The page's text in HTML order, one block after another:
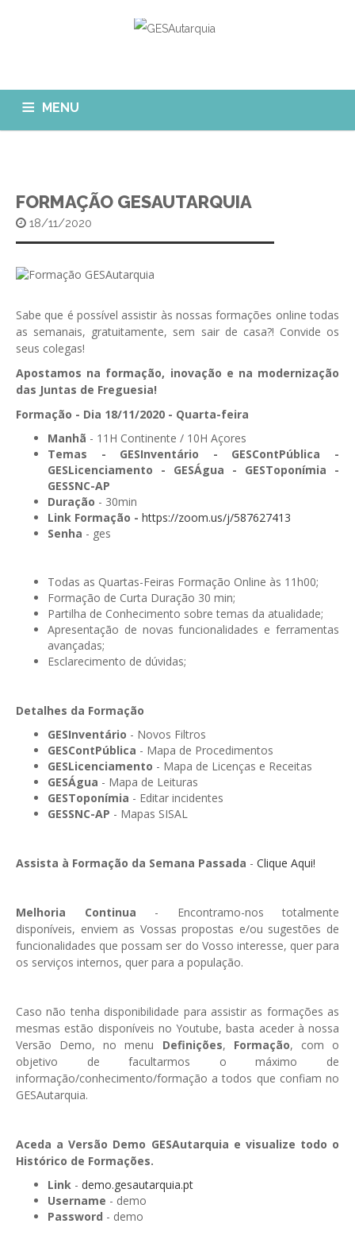
MENU
Quem Somos?
MÓDULOS
GESÁgua
GESCanídeo
GESCemitério
GESComunicação
GESDenúncia
GESDocumental
GESEscola
GESFaturação
GESFeira
GESMarcação
GESSocial
GESSNC-AP
GESSNC-AP Reg. Completo
GESProcesso
GESSIADAP III
GESToponímia
GESViaturasAbandonadas
Portal da Freguesia
FAQ
Custo da Chamada
Isenção de IVA
Submeter SAFT
FORMAÇÃO GESAUTARQUIA
18/11/2020
Sabe que é possível assistir às nossas formações online todas
as semanais, gratuitamente, sem sair de casa?! Convide os
seus colegas!
Apostamos na formação, inovação e na modernização
das Juntas de Freguesia!
Formação - Dia 18/11/2020 - Quarta-feira
Manhã - 11H Continente / 10H Açores
Temas - GESInventário - GESContPública -
GESLicenciamento - GESÁgua - GESToponímia -
GESSNC-AP
Duração - 30min
Link Formação - https://zoom.us/j/587627413
Senha - ges
Todas as Quartas-Feiras Formação Online às 11h00;
Formação de Curta Duração 30 min;
Partilha de Conhecimento sobre temas da atualidade;
Apresentação de novas funcionalidades e ferramentas
avançadas;
Esclarecimento de dúvidas;
Detalhes da Formação
GESInventário - Novos Filtros
GESContPública - Mapa de Procedimentos
GESLicenciamento - Mapa de Licenças e Receitas
GESÁgua - Mapa de Leituras
GESToponímia - Editar incidentes
GESSNC-AP - Mapas SISAL
Assista à Formação da Semana Passada - Clique Aqui!
Melhoria Continua - Encontramo-nos totalmente
disponíveis, enviem as Vossas propostas e/ou sugestões de
funcionalidades que possam ser do Vosso interesse, quer para
os serviços internos, quer para a população.
Caso não tenha disponibilidade para assistir as formações as
mesmas estão disponíveis no Youtube, basta aceder à nossa
Versão Demo, no menu Definições, Formação, com o
objetivo de facultarmos o máximo de
informação/conhecimento/formação a todos que confiam no
GESAutarquia.
Aceda a Versão Demo GESAutarquia e visualize todo o
Histórico de Formações.
Link - demo.gesautarquia.pt
Username - demo
Password - demo